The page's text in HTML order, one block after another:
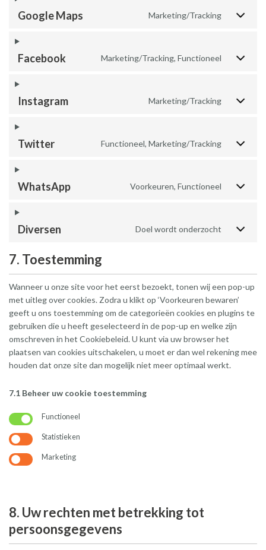
Google Maps Marketing/Tracking
Facebook Marketing/Tracking, Functioneel
Instagram Marketing/Tracking
Twitter Functioneel, Marketing/Tracking
WhatsApp Voorkeuren, Functioneel
Diversen Doel wordt onderzocht
7. Toestemming
Wanneer u onze site voor het eerst bezoekt, tonen wij een pop-up
met uitleg over cookies. Zodra u klikt op ‘Voorkeuren bewaren’
geeft u ons toestemming om de categorieën cookies en plugins te
gebruiken die u heeft geselecteerd in de pop-up en welke zijn
omschreven in het Cookiebeleid. U kunt via uw browser het
plaatsen van cookies uitschakelen, u moet er dan wel rekening mee
houden dat onze site dan mogelijk niet meer optimaal werkt.
7.1 Beheer uw cookie toestemming
Functioneel
Statistieken
Marketing
8. Uw rechten met betrekking tot
persoonsgegevens